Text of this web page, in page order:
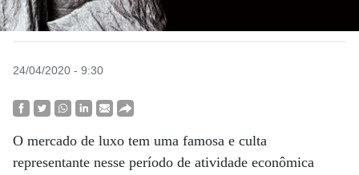
24/04/2020 - 9:30
O mercado de luxo tem uma famosa e culta
representante nesse período de atividade econômica